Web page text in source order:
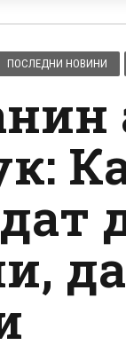
ПОСЛЕДНИ НОВИНИ